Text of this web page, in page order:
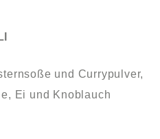
und Currypulver,
Ei und Knoblauch